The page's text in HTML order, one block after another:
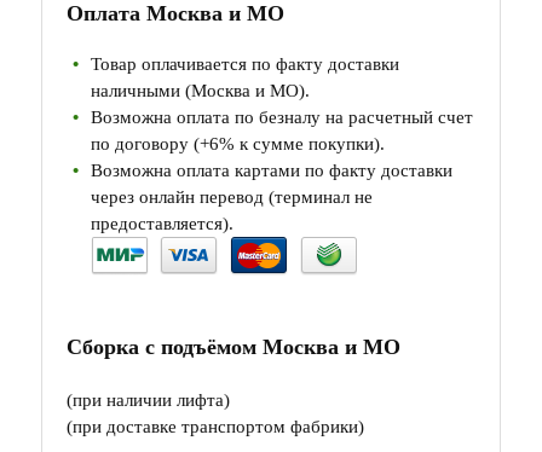
Оплата Москва и МО
Товар оплачивается по факту доставки
наличными (Москва и МО).
Возможна оплата по безналу на расчетный счет
по договору (+6% к сумме покупки).
Возможна оплата картами по факту доставки
через онлайн перевод (терминал не
предоставляется).
Сборка с подъёмом Москва и МО
(при наличии лифта)
(при доставке транспортом фабрики)